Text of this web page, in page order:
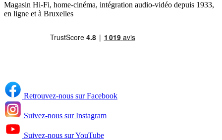
Magasin Hi-Fi, home-cinéma, intégration audio-vidéo depuis 1933,
en ligne et à Bruxelles
Retrouvez-nous sur Facebook
Suivez-nous sur Instagram
Suivez-nous sur YouTube